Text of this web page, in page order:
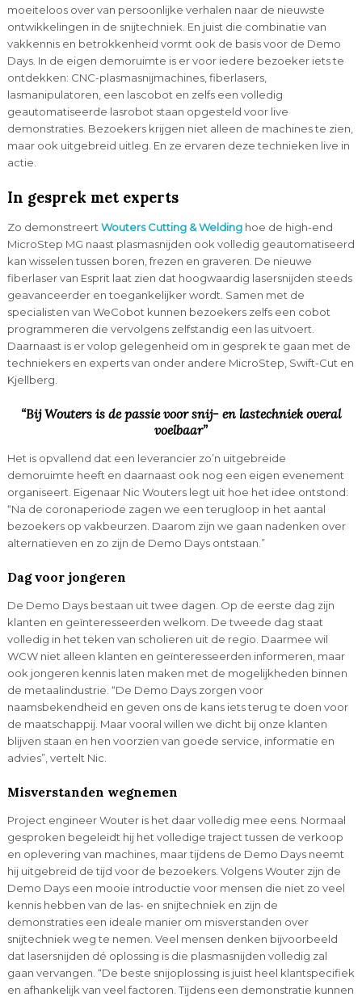
moeiteloos over van persoonlijke verhalen naar de nieuwste
ontwikkelingen in de snijtechniek. En juist die combinatie van
vakkennis en betrokkenheid vormt ook de basis voor de Demo
Days. In de eigen demoruimte is er voor iedere bezoeker iets te
ontdekken: CNC-plasmasnijmachines, fiberlasers,
lasmanipulatoren, een lascobot en zelfs een volledig
geautomatiseerde lasrobot staan opgesteld voor live
demonstraties. Bezoekers krijgen niet alleen de machines te zien,
maar ook uitgebreid uitleg. En ze ervaren deze technieken live in
actie.
In gesprek met experts
Zo demonstreert Wouters Cutting & Weldinghoe de high-end
MicroStep MG naast plasmasnijden ook volledig geautomatiseerd
kan wisselen tussen boren, frezen en graveren. De nieuwe
fiberlaser van Esprit laat zien dat hoogwaardig lasersnijden steeds
geavanceerder en toegankelijker wordt. Samen met de
specialisten van WeCobot kunnen bezoekers zelfs een cobot
programmeren die vervolgens zelfstandig een las uitvoert.
Daarnaast is er volop gelegenheid om in gesprek te gaan met de
techniekers en experts van onder andere MicroStep, Swift-Cut en
Kjellberg.
“Bij Wouters is de passie voor snij- en lastechniek overal
voelbaar”
Het is opvallend dat een leverancier zo’n uitgebreide
demoruimte heeft en daarnaast ook nog een eigen evenement
organiseert. Eigenaar Nic Wouters legt uit hoe het idee ontstond:
“Na de coronaperiode zagen we een terugloop in het aantal
bezoekers op vakbeurzen. Daarom zijn we gaan nadenken over
alternatieven en zo zijn de Demo Days ontstaan.”
Dag voor jongeren
De Demo Days bestaan uit twee dagen. Op de eerste dag zijn
klanten en geïnteresseerden welkom. De tweede dag staat
volledig in het teken van scholieren uit de regio. Daarmee wil
WCW niet alleen klanten en geïnteresseerden informeren, maar
ook jongeren kennis laten maken met de mogelijkheden binnen
de metaalindustrie. “De Demo Days zorgen voor
naamsbekendheid en geven ons de kans iets terug te doen voor
de maatschappij. Maar vooral willen we dicht bij onze klanten
blijven staan en hen voorzien van goede service, informatie en
advies”, vertelt Nic.
Misverstanden wegnemen
Project engineer Wouter is het daar volledig mee eens. Normaal
gesproken begeleidt hij het volledige traject tussen de verkoop
en oplevering van machines, maar tijdens de Demo Days neemt
hij uitgebreid de tijd voor de bezoekers. Volgens Wouter zijn de
Demo Days een mooie introductie voor mensen die niet zo veel
kennis hebben van de las- en snijtechniek en zijn de
demonstraties een ideale manier om misverstanden over
snijtechniek weg te nemen. Veel mensen denken bijvoorbeeld
dat lasersnijden dé oplossing is die plasmasnijden volledig zal
gaan vervangen. “De beste snijoplossing is juist heel klantspecifiek
en afhankelijk van veel factoren. Tijdens een demonstratie kunnen